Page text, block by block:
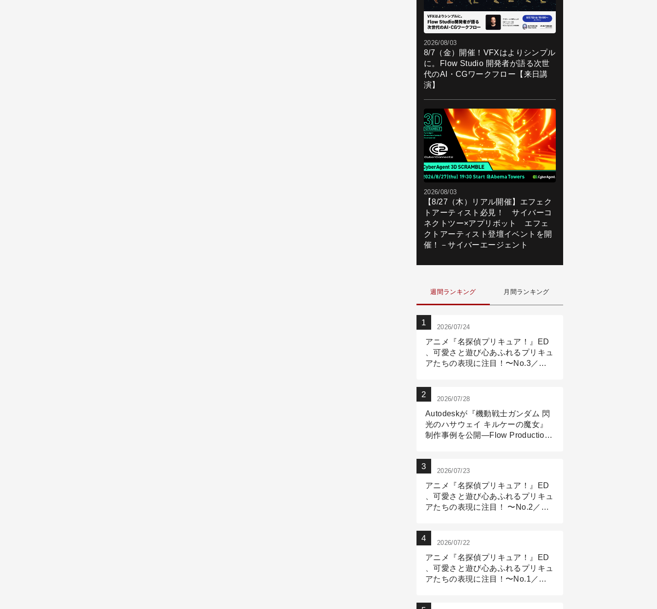
2026/08/03
8/7（金）開催！VFXはよりシンプル
に。Flow Studio 開発者が語る次世
代のAI・CGワークフロー【来日講
演】
2026/08/03
【8/27（木）リアル開催】エフェク
トアーティスト必見！ サイバーコ
ネクトツー×アプリボット エフェ
クトアーティスト登壇イベントを開
催！－サイバーエージェント
週間ランキング 月間ランキング
2026/07/24
アニメ『名探偵プリキュア！』ED
、可愛さと遊び心あふれるプリキュ
アたちの表現に注目！〜No.3／ア
2026/07/28
Autodeskが『機動戦士ガンダム 閃
光のハサウェイ キルケーの魔女』
制作事例を公開―Flow Production
2026/07/23
アニメ『名探偵プリキュア！』ED
、可愛さと遊び心あふれるプリキュ
アたちの表現に注目！ 〜No.2／モ
2026/07/22
アニメ『名探偵プリキュア！』ED
、可愛さと遊び心あふれるプリキュ
アたちの表現に注目！〜No.1／演